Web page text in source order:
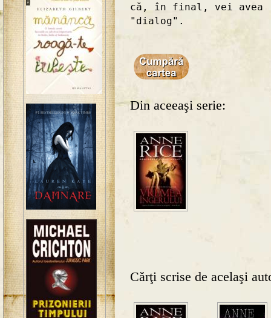
că, în final, vei avea
"dialog".
Din aceeaşi serie:
Cărţi scrise de acelaşi